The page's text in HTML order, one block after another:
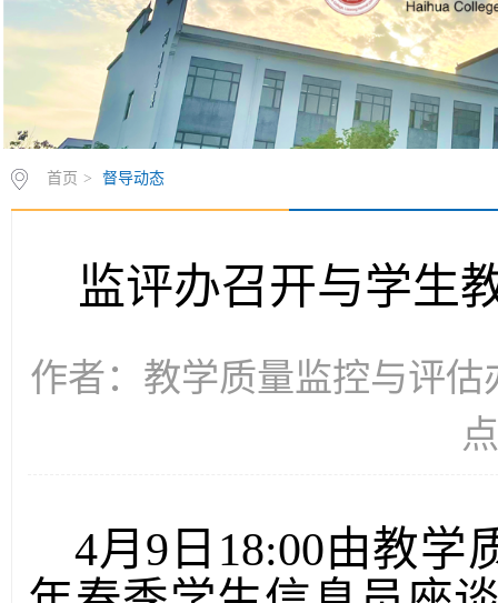
首页 > 督导动态
监评办召开与学生
作者：教学质量监控与评估
4月9日18:00由教学